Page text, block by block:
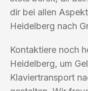
dir bei allen
Heidelberg nach
Kontaktiere noch
Heidelberg, um
Klaviertransport